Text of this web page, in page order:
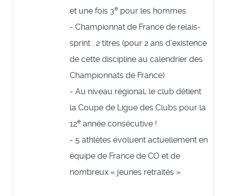
et une fois 3e pour les hommes
- Championnat de France de relais-
sprint : 2 titres (pour 2 ans d’existence
de cette discipline au calendrier des
Championnats de France)
- Au niveau régional, le club détient
la Coupe de Ligue des Clubs pour la
12e année consécutive !
- 5 athlètes évoluent actuellement en
équipe de France de CO et de
nombreux « jeunes retraités ».